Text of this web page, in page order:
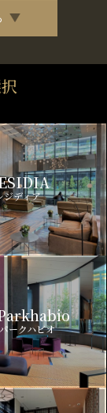
ジディア
ークハビオ